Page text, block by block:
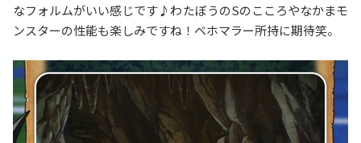
なフォルムがいい感じです♪わたぼうのSのこころやなかまモ
ンスターの性能も楽しみですね！ベホマラー所持に期待笑。